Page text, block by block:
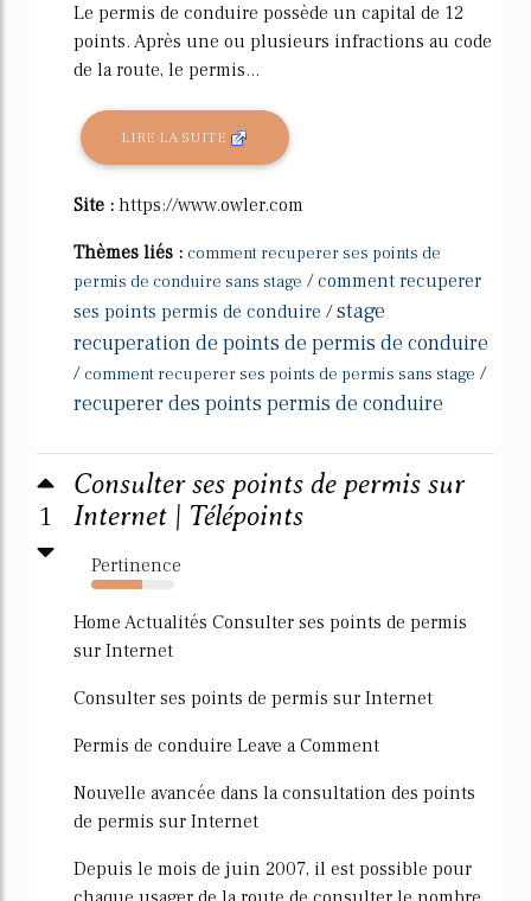
Le permis de conduire possède un capital de 12
points. Après une ou plusieurs infractions au code
de la route, le permis...
LIRE LA SUITE
Site : https://www.owler.com
Thèmes liés : comment recuperer ses points de
permis de conduire sans stage /comment recuperer
ses points permis de conduire /stage
recuperation de points de permis de conduire
/ comment recuperer ses points de permis sans stage /
recuperer des points permis de conduire
1
Consulter ses points de permis sur
Internet | Télépoints
Pertinence
61%
Home Actualités Consulter ses points de permis
sur Internet
Consulter ses points de permis sur Internet
Permis de conduire Leave a Comment
Nouvelle avancée dans la consultation des points
de permis sur Internet
Depuis le mois de juin 2007, il est possible pour